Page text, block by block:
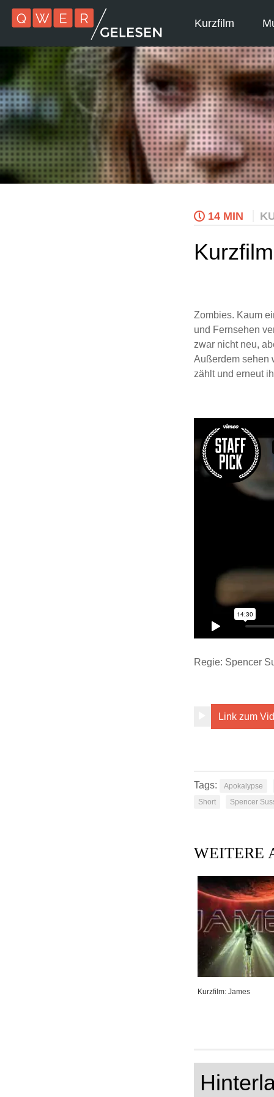
Kurzfilm
14 MIN
Zombies. Kaum
und Fernsehen
zwar nicht neu,
Außerdem sehen
zählt und erneut
Regie: Spencer
Link zum
Tags:
Apokalypse
Short
Spencer
WEITERE
Kurzfilm: James